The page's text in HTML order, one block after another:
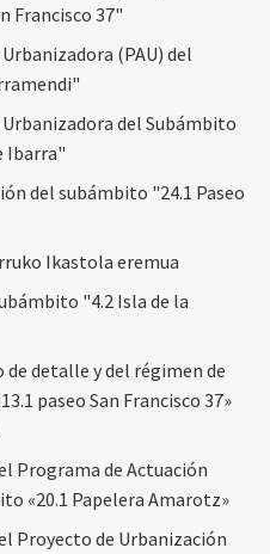
Francisco 37"
(PAU) del
del Subámbito
Ibarra"
del subámbito "24.1 Paseo
Ikastola eremua
"4.2 Isla de la
detalle y del régimen de
paseo San Francisco 37»
Programa de Actuación
«20.1 Papelera Amarotz»
Proyecto de Urbanización